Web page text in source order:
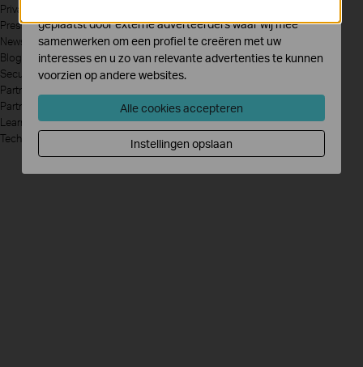
Privacy Policy
Press
News
Blog
Security Advisory
Partners
Partner Program
Learning Center
Technology Trends
geplaatst door externe adverteerders waar wij mee
samenwerken om een profiel te creëren met uw
interesses en u zo van relevante advertenties te kunnen
voorzien op andere websites.
Alle cookies accepteren
Instellingen opslaan